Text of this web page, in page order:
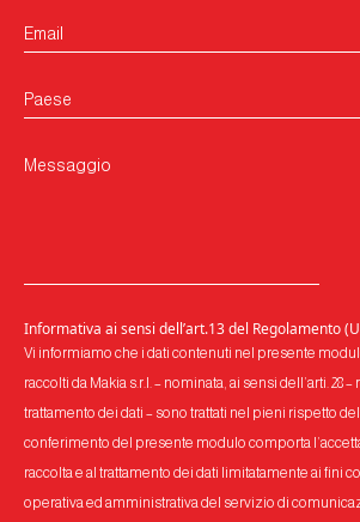
Email
Paese
Messaggio
Informativa ai sensi dell’art.13 del Regolamento
Vi informiamo che i dati contenuti nel presente
raccolti da Makia s.r.l. – nominata, ai sensi dell’arti. 28
trattamento dei dati – sono trattati nel pieni rispetto
conferimento del presente modulo comporta
raccolta e al trattamento dei dati limitatamente ai fini
operativa ed amministrativa del servizio di